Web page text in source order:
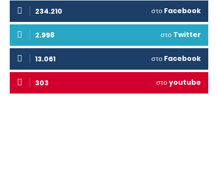
234.210 στο Facebook
2.998 στο Twitter
13.061 στο Facebook
303 στοyoutube